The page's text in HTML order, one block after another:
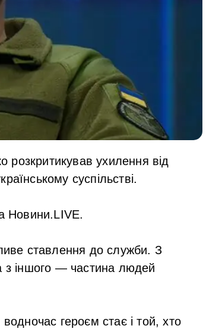
розкритикував ухилення від
суспільстві.
Новини.LIVE.
ставлення до служби. З
з іншого — частина людей
героєм стає і той, хто